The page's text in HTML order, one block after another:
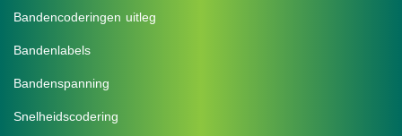
Bandencoderingen uitleg
Bandenlabels
Bandenspanning
Snelheidscodering